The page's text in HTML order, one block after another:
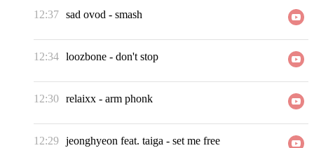
12:37 sad ovod - smash
12:34 loozbone - don't stop
12:30 relaixx - arm phonk
12:29 jeonghyeon feat. taiga - set me free